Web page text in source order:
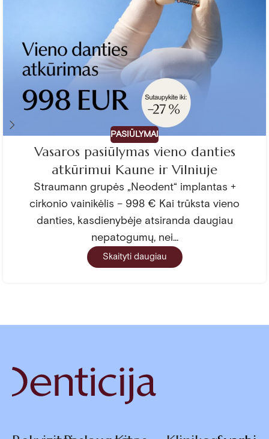
PASIŪLYMAI
Vasaros pasiūlymas vieno danties
atkūrimui Kaune ir Vilniuje
Straumann grupės „Neodent“ implantas +
cirkonio vainikėlis – 998 € Kai trūksta vieno
danties, kasdienybėje atsiranda daugiau
nepatogumų, nei...
Skaityti daugiau